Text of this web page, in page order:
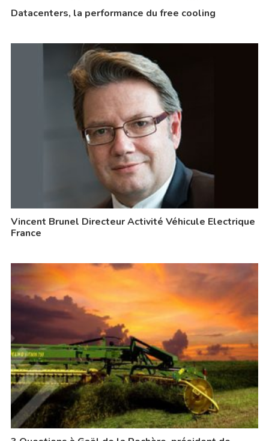
Datacenters, la performance du free cooling
Vincent Brunel Directeur Activité Véhicule Electrique
France